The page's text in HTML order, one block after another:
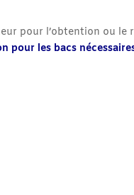
pour l’obtention ou le
les bacs